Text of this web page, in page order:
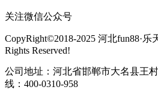
关注微信公众号
CopyRight©2018-2025 河北fun88·
Rights Reserved!
公司地址：河北省邯郸市大名县王
线：400-0310-958